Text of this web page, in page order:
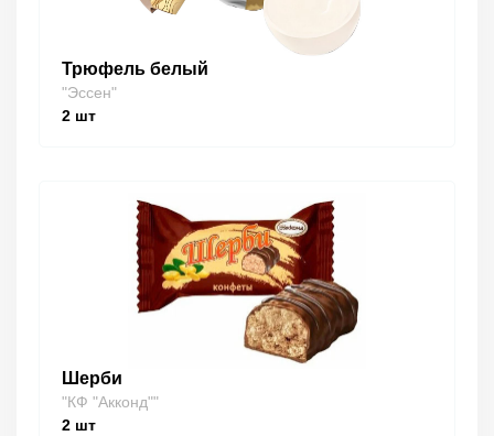
Трюфель белый
"Эссен"
2 шт
Шерби
"КФ "Акконд""
2 шт